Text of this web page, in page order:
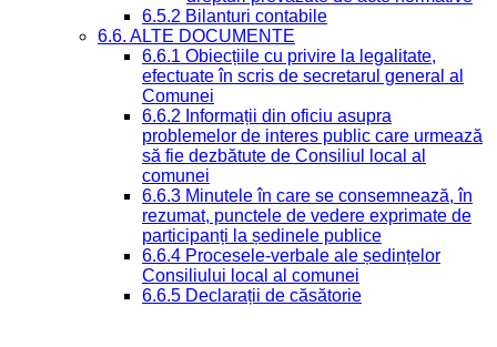
6.5.2 Bilanturi contabile
6.6. ALTE DOCUMENTE
6.6.1 Obiecțiile cu privire la legalitate,
efectuate în scris de secretarul general al
Comunei
6.6.2 Informații din oficiu asupra
problemelor de interes public care urmează
să fie dezbătute de Consiliul local al
comunei
6.6.3 Minutele în care se consemnează, în
rezumat, punctele de vedere exprimate de
participanți la ședinele publice
6.6.4 Procesele-verbale ale ședințelor
Consiliului local al comunei
6.6.5 Declarații de căsătorie